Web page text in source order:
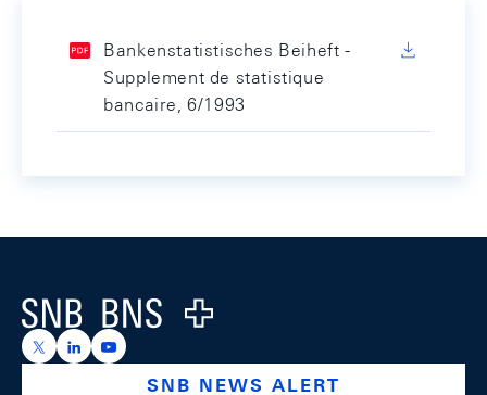
Bankenstatistisches Beiheft -
Supplement de statistique
bancaire, 6/1993
Logo
https://x.com/snb_bns
https://ch.linkedin.com/company/swiss-national-
https://www.youtube.com/@swissnationalbank
SNB NEWS ALERT